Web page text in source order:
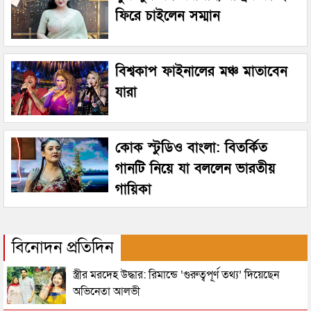
ফিরে চাইলেন সম্মান
বিশ্বকাপ ফাইনালের মঞ্চ মাতাবেন
যারা
কোক স্টুডিও বাংলা: বিতর্কিত
গানটি নিয়ে যা বললেন ভারতীয়
গায়িকা
বিনোদন প্রতিদিন
স্ত্রীর মরদেহ উদ্ধার: রিমান্ডে ‘গুরুত্বপূর্ণ তথ্য’ দিয়েছেন
অভিনেতা আলভী